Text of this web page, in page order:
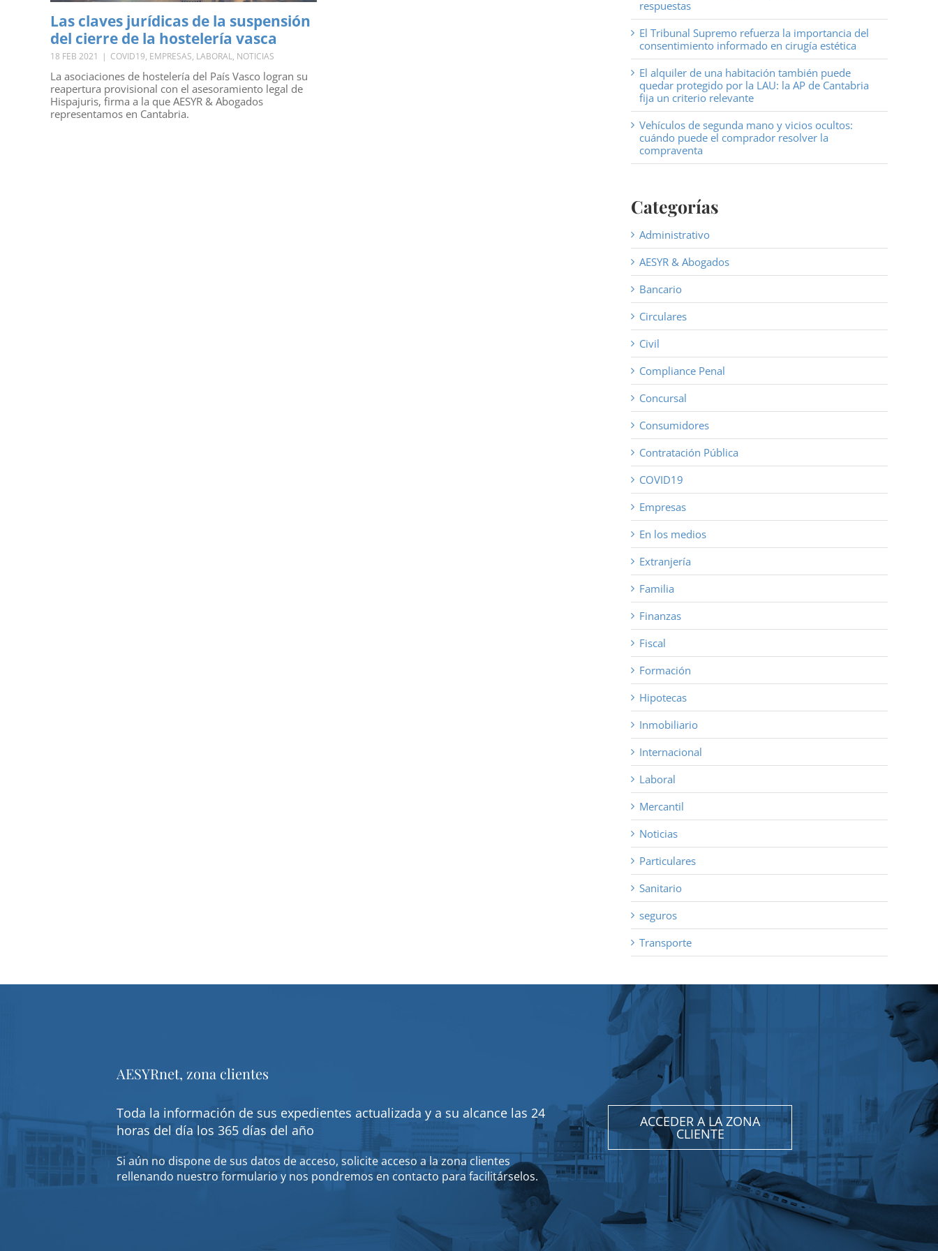
Las claves jurídicas de la suspensión
del cierre de la hostelería vasca
18 FEB 2021 | COVID19, EMPRESAS, LABORAL, NOTICIAS
La asociaciones de hostelería del País Vasco logran su
reapertura provisional con el asesoramiento legal de
Hispajuris, firma a la que AESYR & Abogados
representamos en Cantabria.
respuestas
El Tribunal Supremo refuerza la importancia del
consentimiento informado en cirugía estética
El alquiler de una habitación también puede
quedar protegido por la LAU: la AP de Cantabria
fija un criterio relevante
Vehículos de segunda mano y vicios ocultos:
cuándo puede el comprador resolver la
compraventa
Categorías
Administrativo
AESYR & Abogados
Bancario
Circulares
Civil
Compliance Penal
Concursal
Consumidores
Contratación Pública
COVID19
Empresas
En los medios
Extranjería
Familia
Finanzas
Fiscal
Formación
Hipotecas
Inmobiliario
Internacional
Laboral
Mercantil
Noticias
Particulares
Sanitario
seguros
Transporte
AESYRnet, zona clientes
Toda la información de sus expedientes actualizada y a su alcance las 24
horas del día los 365 días del año
Si aún no dispone de sus datos de acceso, solicite acceso a la zona clientes
rellenando nuestro formulario y nos pondremos en contacto para facilitárselos.
ACCEDER A LA ZONA
CLIENTE